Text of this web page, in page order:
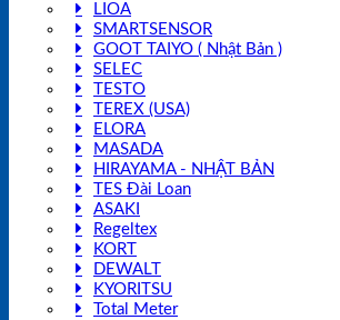
LIOA
SMARTSENSOR
GOOT TAIYO ( Nhật Bản )
SELEC
TESTO
TEREX (USA)
ELORA
MASADA
HIRAYAMA - NHẬT BẢN
TES Đài Loan
ASAKI
Regeltex
KORT
DEWALT
KYORITSU
Total Meter